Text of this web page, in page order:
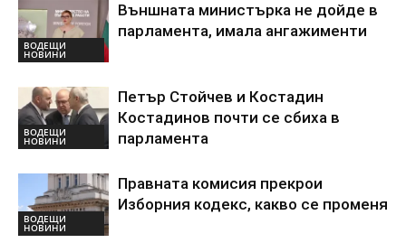
ВОДЕЩИ
НОВИНИ
Външната министърка не дойде в
парламента, имала ангажименти
ВОДЕЩИ
НОВИНИ
Петър Стойчев и Костадин
Костадинов почти се сбиха в
парламента
ВОДЕЩИ
НОВИНИ
Правната комисия прекрои
Изборния кодекс, какво се променя